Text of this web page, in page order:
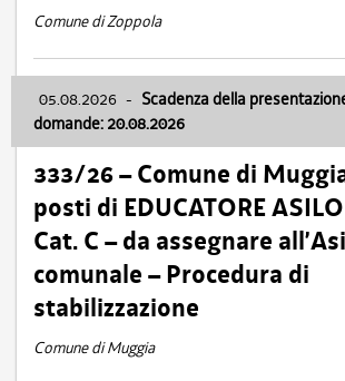
Comune di Zoppola
05.08.2026 - Scadenza della
domande: 20.08.2026
333/26 – Comune di
posti di EDUCATORE
Cat. C – da assegnare
comunale – Procedura di
stabilizzazione
Comune di Muggia